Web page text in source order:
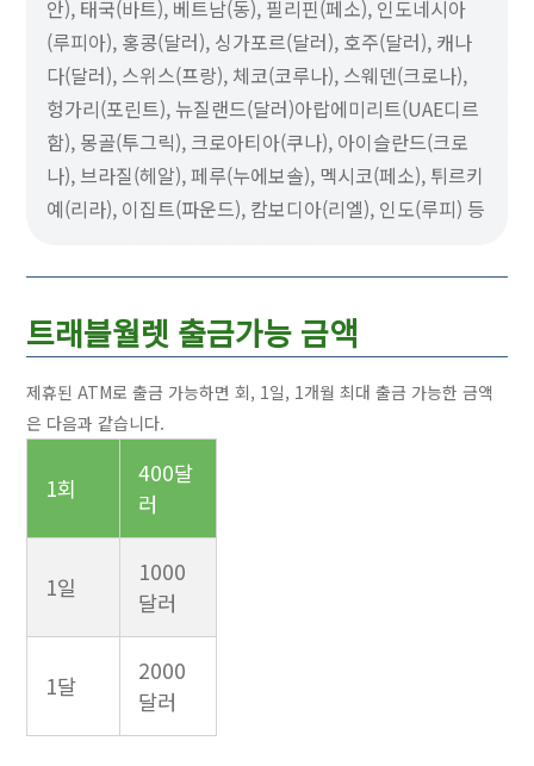
안), 태국(바트), 베트남(동), 필리핀(페소), 인도네시아
(루피아), 홍콩(달러), 싱가포르(달러), 호주(달러), 캐나
다(달러), 스위스(프랑), 체코(코루나), 스웨덴(크로나),
헝가리(포린트), 뉴질랜드(달러)아랍에미리트(UAE디르
함), 몽골(투그릭), 크로아티아(쿠나), 아이슬란드(크로
나), 브라질(헤알), 페루(누에보솔), 멕시코(페소), 튀르키
예(리라), 이집트(파운드), 캄보디아(리엘), 인도(루피) 등
트래블월렛 출금가능 금액
제휴된 ATM로 출금 가능하면 회, 1일, 1개월 최대 출금 가능한 금액
은 다음과 같습니다.
1회
400달
러
1일
1000
달러
1달
2000
달러